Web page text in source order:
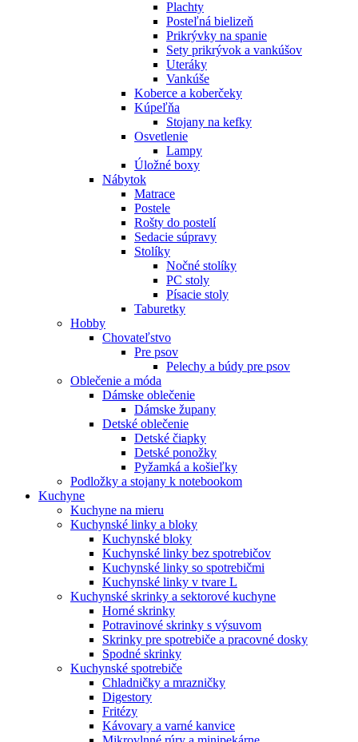
Plachty
Posteľná bielizeň
Prikrývky na spanie
Sety prikrývok a vankúšov
Uteráky
Vankúše
Koberce a koberčeky
Kúpeľňa
Stojany na kefky
Osvetlenie
Lampy
Úložné boxy
Nábytok
Matrace
Postele
Rošty do postelí
Sedacie súpravy
Stolíky
Nočné stolíky
PC stoly
Písacie stoly
Taburetky
Hobby
Chovateľstvo
Pre psov
Pelechy a búdy pre psov
Oblečenie a móda
Dámske oblečenie
Dámske župany
Detské oblečenie
Detské čiapky
Detské ponožky
Pyžamká a košieľky
Podložky a stojany k notebookom
Kuchyne
Kuchyne na mieru
Kuchynské linky a bloky
Kuchynské bloky
Kuchynské linky bez spotrebičov
Kuchynské linky so spotrebičmi
Kuchynské linky v tvare L
Kuchynské skrinky a sektorové kuchyne
Horné skrinky
Potravinové skrinky s výsuvom
Skrinky pre spotrebiče a pracovné dosky
Spodné skrinky
Kuchynské spotrebiče
Chladničky a mrazničky
Digestory
Fritézy
Kávovary a varné kanvice